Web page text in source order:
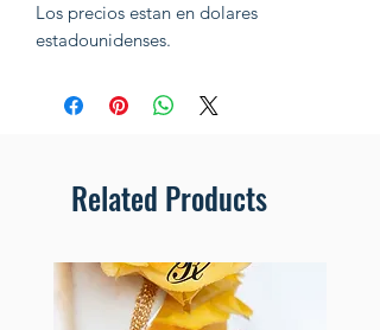
Los precios estan en dolares
estadounidenses.
Related Products